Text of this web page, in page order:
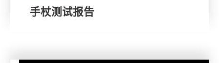
手杖测试报告